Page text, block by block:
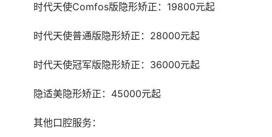
	时代天使Comfos版隐形矫正：19800元起
	时代天使普通版隐形矫正：28000元起
	时代天使冠军版隐形矫正：36000元起
	隐适美隐形矫正：45000元起
	其他口腔服务：